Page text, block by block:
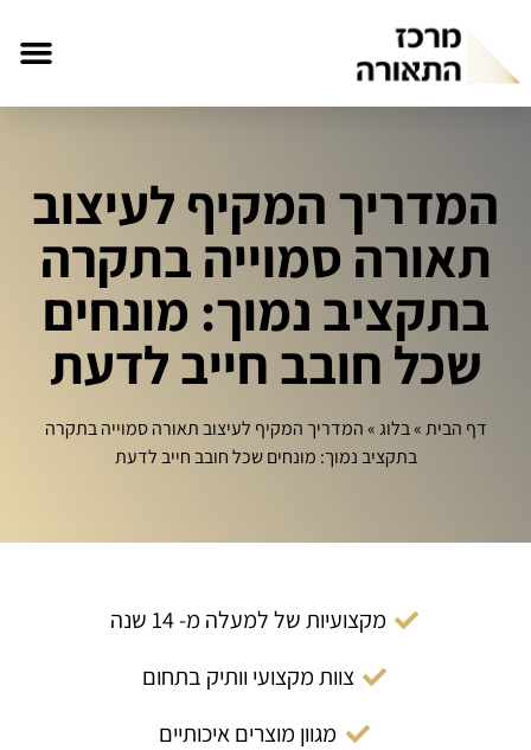
המדריך המקיף לעיצוב
תאורה סמוייה בתקרה
בתקציב נמוך: מונחים
שכל חובב חייב לדעת
דף הבית»בלוג»המדריך המקיף לעיצוב תאורה סמוייה בתקרה
בתקציב נמוך: מונחים שכל חובב חייב לדעת
מקצועיות של למעלה מ- 14 שנה
צוות מקצועי וותיק בתחום
מגוון מוצרים איכותיים